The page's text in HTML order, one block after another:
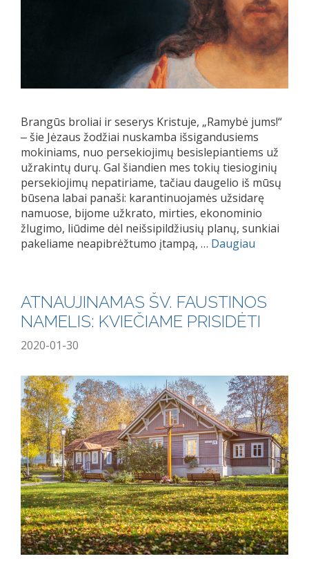
Brangūs broliai ir seserys Kristuje, „Ramybė jums!“
‒ šie Jėzaus žodžiai nuskamba išsigandusiems
mokiniams, nuo persekiojimų besislepiantiems už
užrakintų durų. Gal šiandien mes tokių tiesioginių
persekiojimų nepatiriame, tačiau daugelio iš mūsų
būsena labai panaši: karantinuojamės užsidarę
namuose, bijome užkrato, mirties, ekonominio
žlugimo, liūdime dėl neišsipildžiusių planų, sunkiai
pakeliame neapibrėžtumo įtampą, … Daugiau
ATNAUJINAMAS ŠV. FAUSTINOS
NAMELIS: KVIEČIAME PRISIDĖTI
2020-01-30